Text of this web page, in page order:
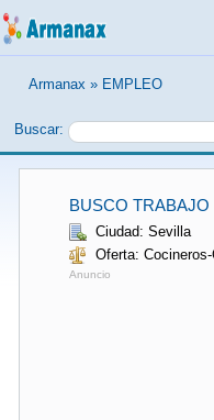
Armanax » EMPLEO
Buscar:
BUSCO
Ciudad: Sevilla
Oferta:
Anuncio